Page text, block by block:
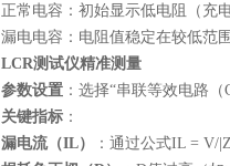
正常电容：初始显示低电阻（充
漏电电容：电阻值稳定在较低范
LCR测试仪精准测量
参数设置 ：选择“串联等效电路（
关键指标 ：
漏电流（IL）
：通过公式IL = V/